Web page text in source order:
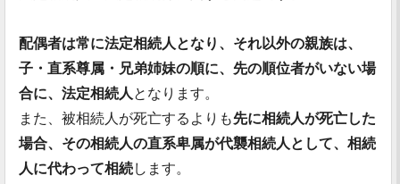
配偶者は常に法定相続人となり、それ以外の親族は、
子・直系尊属・兄弟姉妹の順に、先の順位者がいない場
合に、法定相続人 となります。
また、被相続人が死亡するよりも先に相続人が死亡した
場合、その相続人の直系卑属が代襲相続人として、相続
人に代わって相続します。